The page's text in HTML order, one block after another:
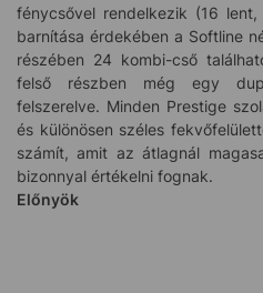
fénycsővel rendelkezik (16
barnítása érdekében a Softline
részében 24 kombi-cső
felső részben még egy
felszerelve. Minden Prestige
és különösen széles
számít, amit az átlagnál
bizonnyal értékelni fognak.
Előnyök